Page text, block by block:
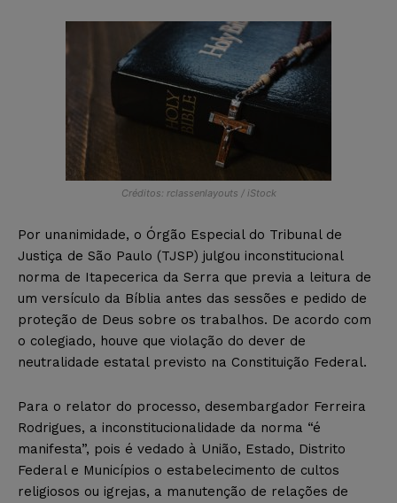
Créditos: rclassenlayouts / iStock
Por unanimidade, o Órgão Especial do Tribunal de
Justiça de São Paulo (TJSP) julgou inconstitucional
norma de Itapecerica da Serra que previa a leitura de
um versículo da Bíblia antes das sessões e pedido de
proteção de Deus sobre os trabalhos. De acordo com
o colegiado, houve que violação do dever de
neutralidade estatal previsto na Constituição Federal.
Para o relator do processo, desembargador Ferreira
Rodrigues, a inconstitucionalidade da norma “é
manifesta”, pois é vedado à União, Estado, Distrito
Federal e Municípios o estabelecimento de cultos
religiosos ou igrejas, a manutenção de relações de